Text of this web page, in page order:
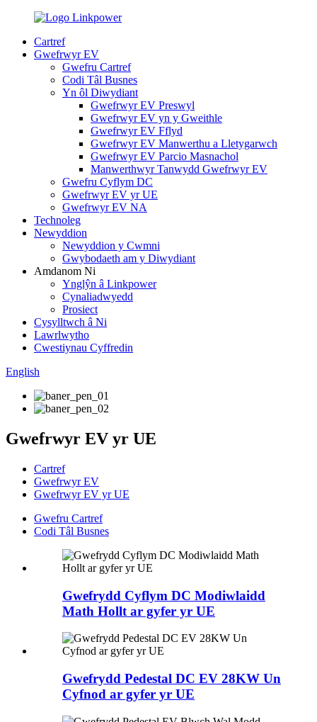
Cartref
Gwefrwyr EV
Gwefru Cartref
Codi Tâl Busnes
Yn ôl Diwydiant
Gwefrwyr EV Preswyl
Gwefrwyr EV yn y Gweithle
Gwefrwyr EV Fflyd
Gwefrwyr EV Manwerthu a Lletygarwch
Gwefrwyr EV Parcio Masnachol
Manwerthwyr Tanwydd Gwefrwyr EV
Gwefru Cyflym DC
Gwefrwyr EV yr UE
Gwefrwyr EV NA
Technoleg
Newyddion
Newyddion y Cwmni
Gwybodaeth am y Diwydiant
Amdanom Ni
Ynglŷn â Linkpower
Cynaliadwyedd
Prosiect
Cysylltwch â Ni
Lawrlwytho
Cwestiynau Cyffredin
English
Gwefrwyr EV yr UE
Cartref
Gwefrwyr EV
Gwefrwyr EV yr UE
Gwefru Cartref
Codi Tâl Busnes
Gwefrydd Cyflym DC Modiwlaidd
Math Hollt ar gyfer yr UE
Gwefrydd Pedestal DC EV 28KW Un
Cyfnod ar gyfer yr UE